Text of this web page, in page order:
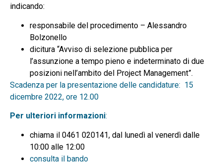
indicando:
responsabile del procedimento – Alessandro
Bolzonello
dicitura “Avviso di selezione pubblica per
l’assunzione a tempo pieno e indeterminato di due
posizioni nell’ambito del Project Management”.
Scadenza per la presentazione delle candidature: 15
dicembre 2022, ore 12.00
Per ulteriori informazioni:
chiama il 0461 020141, dal lunedì al venerdì dalle
10:00 alle 12:00
consulta il bando